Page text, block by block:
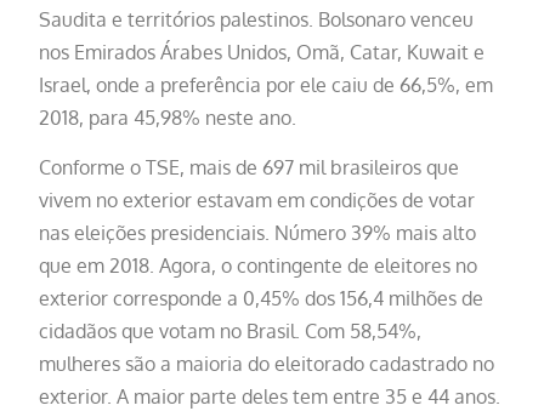
Saudita e territórios palestinos. Bolsonaro venceu
nos Emirados Árabes Unidos, Omã, Catar, Kuwait e
Israel, onde a preferência por ele caiu de 66,5%, em
2018, para 45,98% neste ano.
Conforme o TSE, mais de 697 mil brasileiros que
vivem no exterior estavam em condições de votar
nas eleições presidenciais. Número 39% mais alto
que em 2018. Agora, o contingente de eleitores no
exterior corresponde a 0,45% dos 156,4 milhões de
cidadãos que votam no Brasil. Com 58,54%,
mulheres são a maioria do eleitorado cadastrado no
exterior. A maior parte deles tem entre 35 e 44 anos.